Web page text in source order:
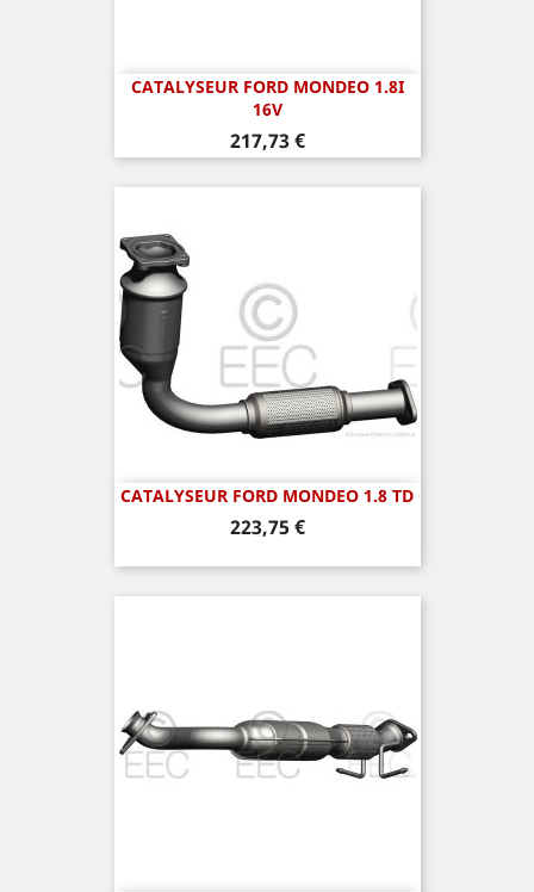
CATALYSEUR FORD MONDEO 1.8I
16V
Prix
217,73 €
CATALYSEUR FORD MONDEO 1.8 TD
Prix
223,75 €